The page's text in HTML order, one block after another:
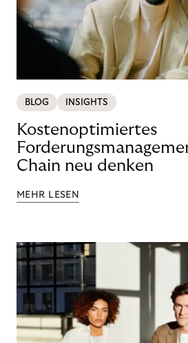
BLOG INSIGHTS
Kostenoptimiertes
Chain neu denken
MEHR LESEN